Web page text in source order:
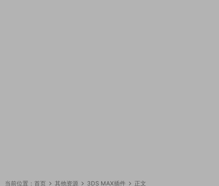
当前位置： 首页 其他资源 3DS MAX插件 正文